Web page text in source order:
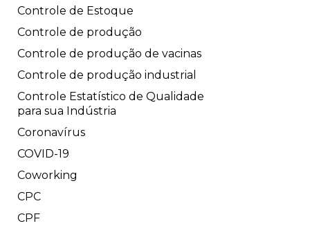
Controle de Estoque
Controle de produção
Controle de produção de vacinas
Controle de produção industrial
Controle Estatístico de Qualidade
para sua Indústria
Coronavírus
COVID-19
Coworking
CPC
CPF